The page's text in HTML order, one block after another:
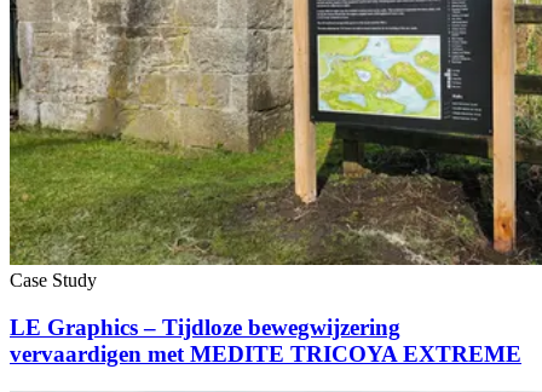
Case Study
LE Graphics – Tijdloze bewegwijzering
vervaardigen met MEDITE TRICOYA EXTREME